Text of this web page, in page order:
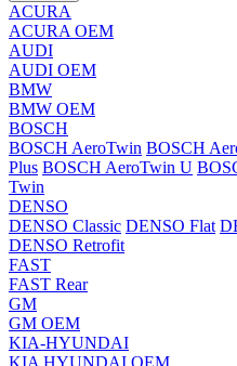
ACURA
ACURA OEM
AUDI
AUDI OEM
BMW
BMW OEM
BOSCH
BOSCH AeroTwin BOSCH
Plus BOSCH AeroTwin U
Twin
DENSO
DENSO Classic DENSO Flat
DENSO Retrofit
FAST
FAST Rear
GM
GM OEM
KIA-HYUNDAI
KIA HYUNDAI OEM